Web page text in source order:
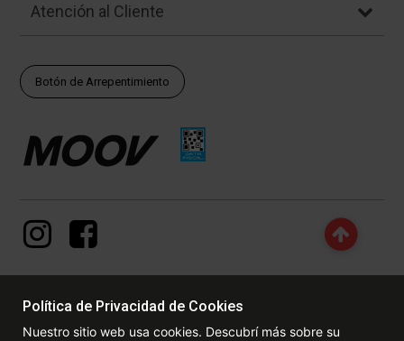
Atención al Cliente
Botón de Arrepentimiento
DERECHOS RESERVADOS. Las fotos contenidas en este site, el
Política de Privacidad de Cookies
Nuestro sitio web usa cookies. Descubrí más sobre su